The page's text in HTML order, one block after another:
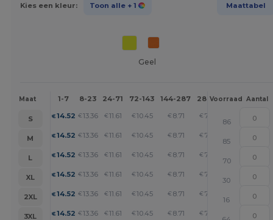
Kies een kleur: Toon alle + 1 Maattabel
Geel
Maat 1-7 8-23 24-71 72-143 144-287 288 + Meer
Voorraad Aantal
S €14.52 € 13.36 € 11.61 €10.45 € 8.71 € 7.55 +
86
M
€14.52 € 13.36 € 11.61 €10.45 € 8.71 € 7.55 +
85
L
€14.52 € 13.36 € 11.61 €10.45 € 8.71 € 7.55 +
70
XL
€14.52 € 13.36 € 11.61 €10.45 € 8.71 € 7.55 +
30
2XL
€14.52 € 13.36 € 11.61 €10.45 € 8.71 € 7.55
16
3XL
€14.52 € 13.36 € 11.61 €10.45 € 8.71 € 7.55